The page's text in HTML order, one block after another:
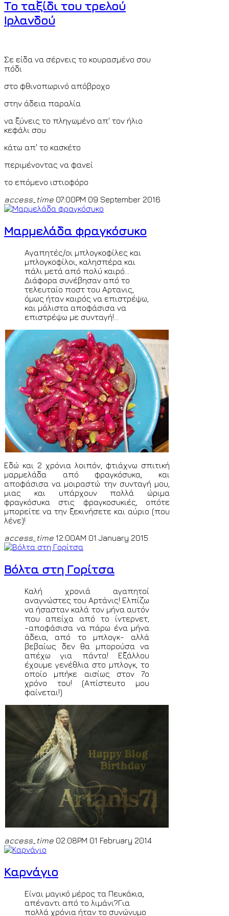
+4.5 time all over the world by
>> < Paris
Το ταξίδι του τρελού
Ιρλανδού
Σε είδα να σέρνεις το κουρασμένο σου
πόδι
στο φθινοπωρινό απόβροχο
στην άδεια παραλία
να ξύνεις το πληγωμένο απ' τον ήλιο
κεφάλι σου
κάτω απ' το κασκέτο
περιμένοντας να φανεί
το επόμενο ιστιοφόρο
access_time 07:00PM 09 September 2016
Μαρμελάδα φραγκόσυκο
Αγαπητές/οι μπλογκοφίλες και
μπλογκοφίλοι, καλησπέρα και
πάλι μετά από πολύ καιρό...
Διάφορα συνέβησαν από το
τελευταίο ποστ του Αρτανις,
όμως ήταν καιρός να επιστρέψω,
και μάλιστα αποφάσισα να
επιστρέψω με συνταγή!...
Εδώ και 2 χρόνια λοιπόν, φτιάχνω σπιτική
μαρμελάδα από φραγκόσυκα, και
αποφάσισα να μοιραστώ την συνταγή μου,
μιας και υπάρχουν πολλά ώριμα
φραγκόσυκα στις φραγκοσυκιές, οπότε
μπορείτε να την ξεκινήσετε και αύριο (που
λένε)!
access_time 12:00AM 01 January 2015
Βόλτα στη Γορίτσα
Καλή χρονιά αγαπητοί
αναγνώστες του Αρτάνις! Ελπίζω
να ήσασταν καλά τον μήνα αυτόν
που απείχα από το ίντερνετ,
-αποφάσισα να πάρω ένα μήνα
άδεια, από το μπλογκ- αλλά
βεβαίως δεν θα μπορούσα να
απέχω για πάντα! Εξάλλου
έχουμε γενέθλια στο μπλογκ, το
οποίο μπήκε αισίως στον 7ο
χρόνο του! (Απίστευτο μου
φαίνεται!)
access_time 02:08PM 01 February 2014
Καρνάγιο
Είναι μαγικό μέρος τα Πευκάκια,
απέναντι από το λιμάνι?Για
πολλά χρόνια ήταν το συνώνυμο